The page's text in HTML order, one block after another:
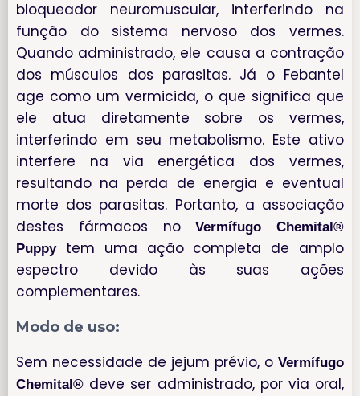
bloqueador neuromuscular, interferindo na
função do sistema nervoso dos vermes.
Quando administrado, ele causa a contração
dos músculos dos parasitas. Já o Febantel
age como um vermicida, o que significa que
ele atua diretamente sobre os vermes,
interferindo em seu metabolismo. Este ativo
interfere na via energética dos vermes,
resultando na perda de energia e eventual
morte dos parasitas. Portanto, a associação
destes fármacos noVermífugo Chemital®
Puppy tem uma ação completa de amplo
espectro devido às suas ações
complementares.
Modo de uso:
Sem necessidade de jejum prévio, o Vermífugo
Chemital® deve ser administrado, por via oral,